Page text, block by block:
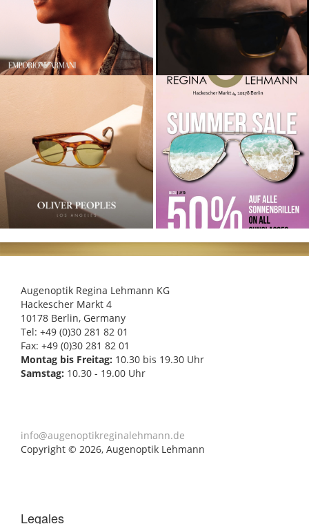
Augenoptik Regina Lehmann KG
Hackescher Markt 4
10178 Berlin, Germany
Tel: +49 (0)30 281 82 01
Fax: +49 (0)30 281 82 01
Montag bis Freitag: 10.30 bis 19.30 Uhr
Samstag: 10.30 - 19.00 Uhr
info@augenoptikreginalehmann.de
Copyright © 2026, Augenoptik Lehmann
Legales